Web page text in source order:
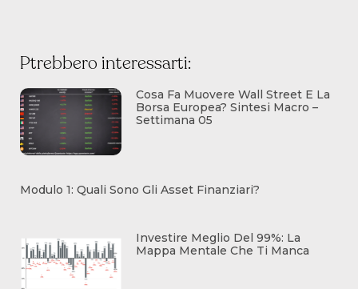
Ptrebbero interessarti:
Cosa Fa Muovere Wall Street E La
Borsa Europea? Sintesi Macro –
Settimana 05
Modulo 1: Quali Sono Gli Asset Finanziari?
Investire Meglio Del 99%: La
Mappa Mentale Che Ti Manca